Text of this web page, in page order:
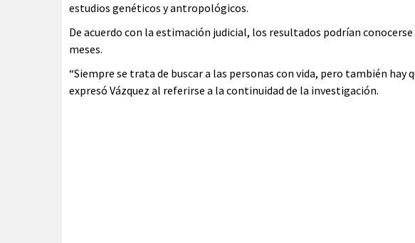
estudios genéticos y antropológicos.
De acuerdo con la estimación judicial, los resultados podrían
meses.
“Siempre se trata de buscar a las personas con vida, pero también hay
expresó Vázquez al referirse a la continuidad de la investigación.